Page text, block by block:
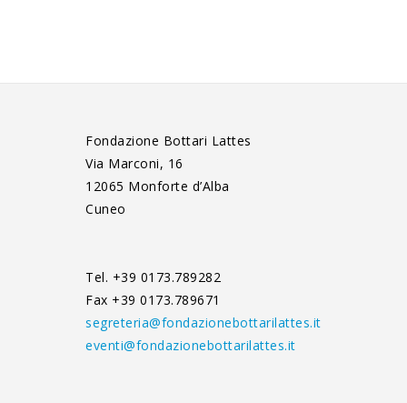
Fondazione Bottari Lattes
Via Marconi, 16
12065 Monforte d’Alba
Cuneo
Tel. +39 0173.789282
Fax +39 0173.789671
segreteria@fondazionebottarilattes.it
eventi@fondazionebottarilattes.it